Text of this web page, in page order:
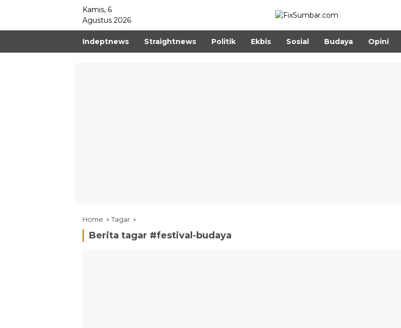
Kamis, 6
Agustus 2026
Indeptnews Straightnews Politik Ekbis Sosial Budaya Opini
Home Tagar
Berita tagar #festival-budaya